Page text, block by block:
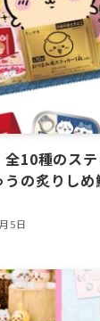
全10種のス
うの炙りし
5日